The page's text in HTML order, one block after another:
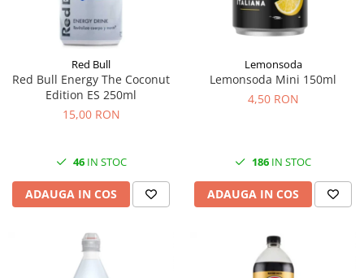
Red Bull
Red Bull Energy The Coconut
Edition ES 250ml
15,00 RON
46IN STOC
ADAUGA IN COS
Lemonsoda
Lemonsoda Mini 150ml
4,50 RON
186 IN STOC
ADAUGA IN COS